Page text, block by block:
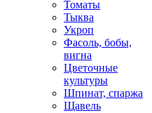
Томаты
Тыква
Укроп
Фасоль, бобы,
вигна
Цветочные
культуры
Шпинат, спаржа
Щавель